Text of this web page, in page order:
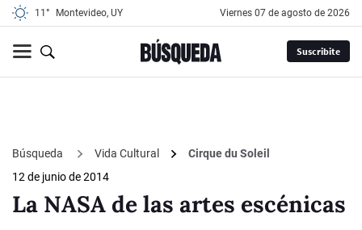
11° Montevideo, UY viernes 07 de agosto de 2026
Suscribite
Búsqueda Vida Cultural
Cirque du Soleil
12 de junio de 2014
La NASA de las artes escénicas